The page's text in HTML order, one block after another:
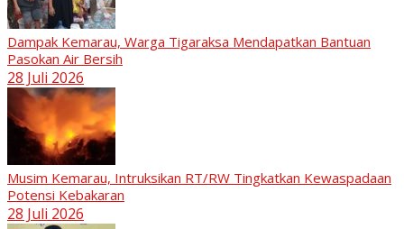
Dampak Kemarau, Warga Tigaraksa Mendapatkan Bantuan
Pasokan Air Bersih
28 Juli 2026
Musim Kemarau, Intruksikan RT/RW Tingkatkan Kewaspadaan
Potensi Kebakaran
28 Juli 2026